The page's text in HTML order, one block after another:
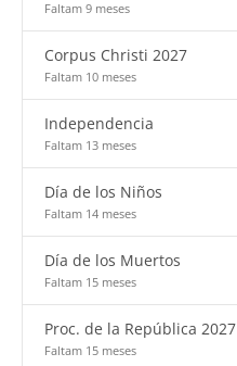
Faltam 9 meses
Corpus Christi 2027
Faltam 10 meses
Independencia
Faltam 13 meses
Día de los Niños
Faltam 14 meses
Día de los Muertos
Faltam 15 meses
Proc. de la República 2027
Faltam 15 meses